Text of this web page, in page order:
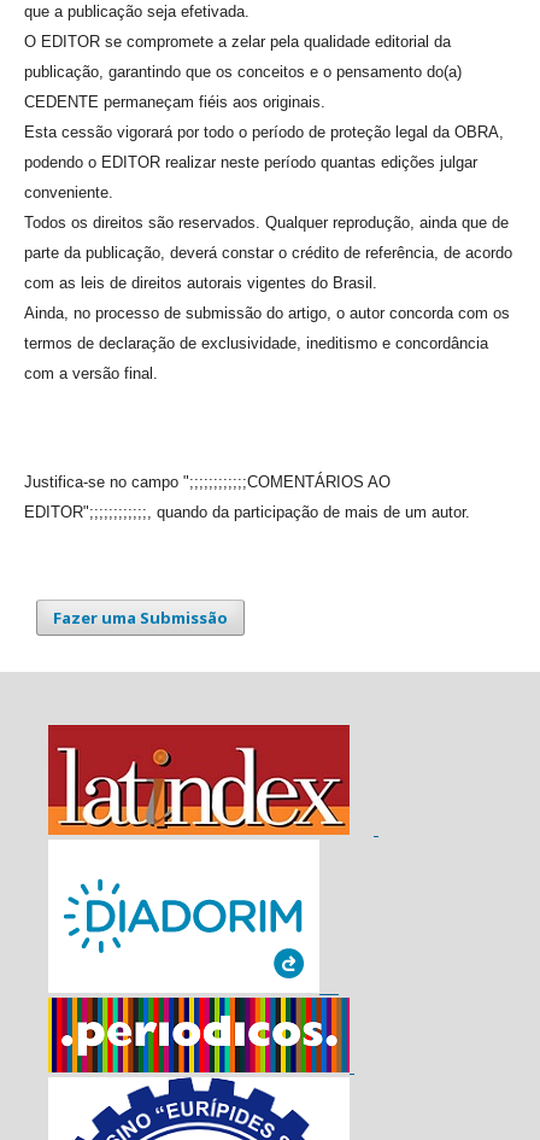
que a publicação seja efetivada.
O EDITOR se compromete a zelar pela qualidade editorial da
publicação, garantindo que os conceitos e o pensamento do(a)
CEDENTE permaneçam fiéis aos originais.
Esta cessão vigorará por todo o período de proteção legal da OBRA,
podendo o EDITOR realizar neste período quantas edições julgar
conveniente.
Todos os direitos são reservados. Qualquer reprodução, ainda que de
parte da publicação, deverá constar o crédito de referência, de acordo
com as leis de direitos autorais vigentes do Brasil.
Ainda, no processo de submissão do artigo, o autor concorda com os
termos de declaração de exclusividade, ineditismo e concordância
com a versão final.
Justifica-se no campo ";;;;;;;;;;;;COMENTÁRIOS AO
EDITOR";;;;;;;;;;;;, quando da participação de mais de um autor.
Fazer uma Submissão